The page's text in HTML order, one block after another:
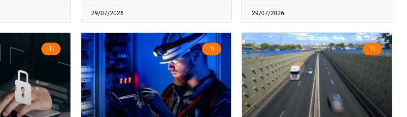
29/07/2026 29/07/2026
TI TI TI